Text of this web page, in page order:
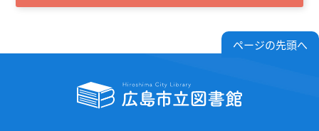
ページの先頭へ